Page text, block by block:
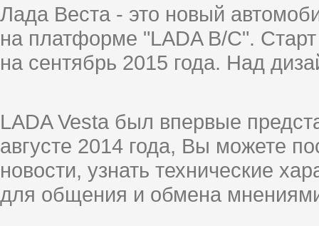
Лада Веста - это новый
на платформе "LADA B/C".
на сентябрь 2015 года. Над
LADA Vesta был впервые
августе 2014 года, Вы можете
новости, узнать технические
для общения и обмена